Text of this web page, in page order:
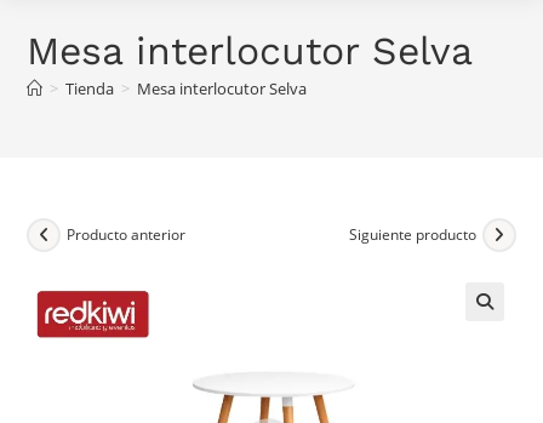
Venta
Contacto
Mesa interlocutor Selva
> Tienda > Mesa interlocutor Selva
Producto anterior Siguiente producto